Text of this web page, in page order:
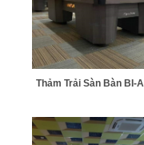
Thảm Trải Sàn Bàn BI-A